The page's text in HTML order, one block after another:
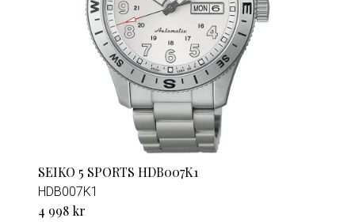
SEIKO 5 SPORTS HDB007K1
HDB007K1
4 998 kr